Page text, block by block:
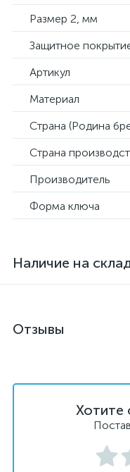
Размер 2, мм
Защитное
Артикул
Материал
Страна (Родина
Страна
Производитель
Форма ключа
Наличие на
Отзывы
Хотите